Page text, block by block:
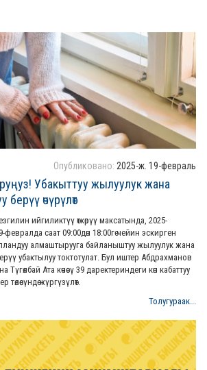
Опубликовано: 2025-ж. 19-февраль
Убакыттуу жылуулук жана
берүү өчүрүлөт
ийгиликтүү өткөрүү максатында, 2025-
саат 09:00дөн 18:00гө чейин эскирген
пландуу алмаштырууга байланыштуу жылуулук жана
убактылуу токтотулат. Бул иштер Абдрахманов
Түгөлбай Ата көчөсү 39 даректериндеги көп кабаттуу
төлөсүндө жүргүзүлөт.
Толугураак...